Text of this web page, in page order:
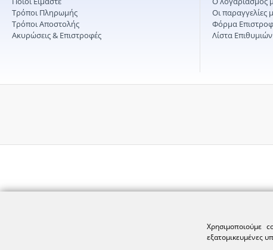
Τρόποι Πληρωμής
Τρόποι Αποστολής
Ακυρώσεις & Επιστροφές
Οι παραγγελίες
Φόρμα
Λίστα Επιθυμιών
Χρησιμοποιούμε
εξατομικευμένες